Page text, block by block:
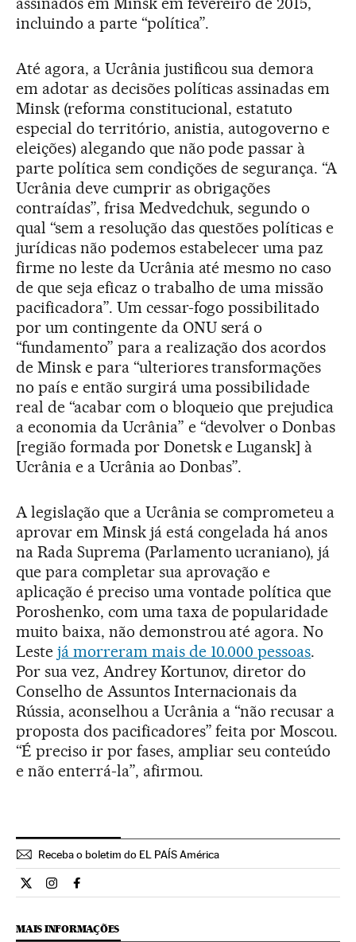
incluindo a parte “política”.
Até agora, a Ucrânia justificou sua demora
em adotar as decisões políticas assinadas em
Minsk (reforma constitucional, estatuto
especial do território, anistia, autogoverno e
eleições) alegando que não pode passar à
parte política sem condições de segurança. “A
Ucrânia deve cumprir as obrigações
contraídas”, frisa Medvedchuk, segundo o
qual “sem a resolução das questões políticas e
jurídicas não podemos estabelecer uma paz
firme no leste da Ucrânia até mesmo no caso
de que seja eficaz o trabalho de uma missão
pacificadora”. Um cessar-fogo possibilitado
por um contingente da ONU será o
“fundamento” para a realização dos acordos
de Minsk e para “ulteriores transformações
no país e então surgirá uma possibilidade
real de “acabar com o bloqueio que prejudica
a economia da Ucrânia” e “devolver o Donbas
[região formada por Donetsk e Lugansk] à
Ucrânia e a Ucrânia ao Donbas”.
A legislação que a Ucrânia se comprometeu a
aprovar em Minsk já está congelada há anos
na Rada Suprema (Parlamento ucraniano), já
que para completar sua aprovação e
aplicação é preciso uma vontade política que
Poroshenko, com uma taxa de popularidade
muito baixa, não demonstrou até agora. No
Leste já morreram mais de 10.000 pessoas.
Por sua vez, Andrey Kortunov, diretor do
Conselho de Assuntos Internacionais da
Rússia, aconselhou a Ucrânia a “não recusar a
proposta dos pacificadores” feita por Moscou.
“É preciso ir por fases, ampliar seu conteúdo
e não enterrá-la”, afirmou.
Receba o boletim do EL PAÍS América
Internacional El País Brasil en Twitter
Internacional El País Brasil en Instagram
Internacional El País Brasil en Facebook
MAIS INFORMAÇÕES